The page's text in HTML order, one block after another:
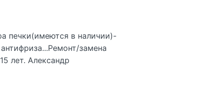
печки(имеются в наличии)-
замена
лет. Александр